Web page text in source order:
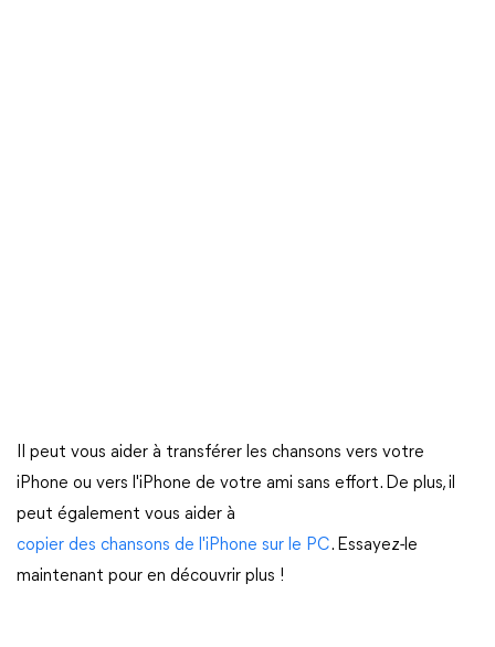
Il peut vous aider à transférer les chansons vers votre
iPhone ou vers l'iPhone de votre ami sans effort. De plus, il
peut également vous aider à
copier des chansons de l'iPhone sur le PC. Essayez-le
maintenant pour en découvrir plus !